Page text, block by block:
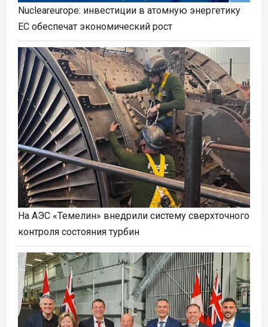
Nucleareurope: инвестиции в атомную энергетику
ЕС обеспечат экономический рост
На АЭС «Темелин» внедрили систему сверхточного
контроля состояния турбин